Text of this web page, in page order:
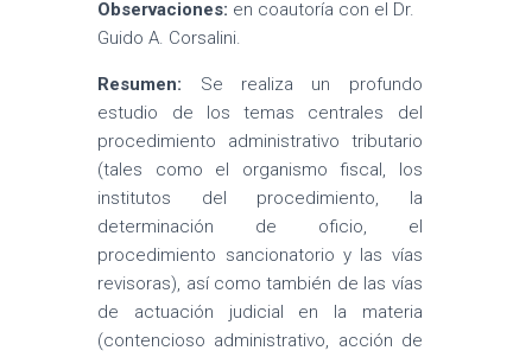
Observaciones: en coautoría con el Dr.
Guido A. Corsalini.
Resumen: Se realiza un profundo
estudio de los temas centrales del
procedimiento administrativo tributario
(tales como el organismo fiscal, los
institutos del procedimiento, la
determinación de oficio, el
procedimiento sancionatorio y las vías
revisoras), así como también de las vías
de actuación judicial en la materia
(contencioso administrativo, acción de